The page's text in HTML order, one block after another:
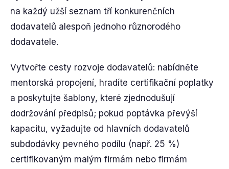
na každý užší seznam tří konkurenčních
dodavatelů alespoň jednoho různorodého
dodavatele.
Vytvořte cesty rozvoje dodavatelů: nabídněte
mentorská propojení, hradíte certifikační poplatky
a poskytujte šablony, které zjednodušují
dodržování předpisů; pokud poptávka převýší
kapacitu, vyžadujte od hlavních dodavatelů
subdodávky pevného podílu (např. 25 %)
certifikovaným malým firmám nebo firmám